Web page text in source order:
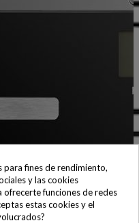
para fines de rendimiento,
y las cookies
funciones de redes
estas cookies y el